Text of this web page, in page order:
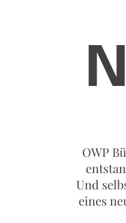
OWP
Und
eines